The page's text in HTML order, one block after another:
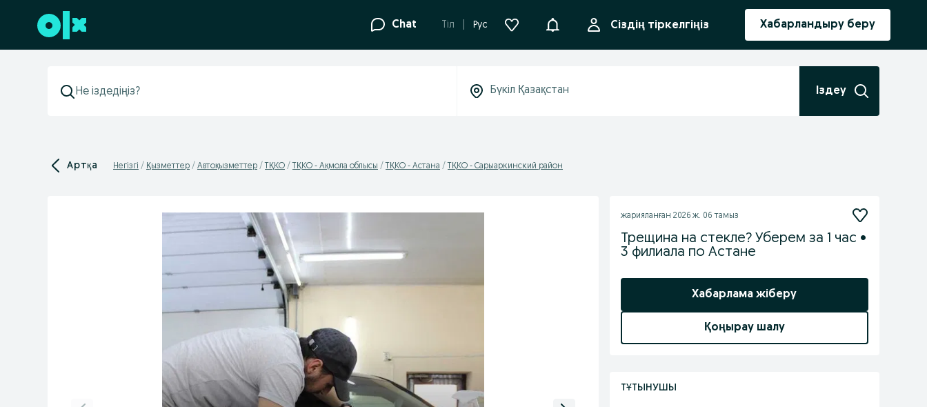
Төменгі деректемеге өту Chat Tіл Рус АқпараттандыруСіздің тіркелгіңіз Хабарландыру беру
Іздеу
Артқа Негізгі Қызметтер Автоқызметтер ТҚКО ТҚКО - Ақмола облысы ТҚКО - Астана ТҚКО - Сарыаркинский район
жарияланған 2026 ж. 06 тамыз
Трещина на стекле? Уберем за 1 час •
3 филиала по Астане
Хабарлама жіберу
Қоңырау шалу
ТҰТЫНУШЫ